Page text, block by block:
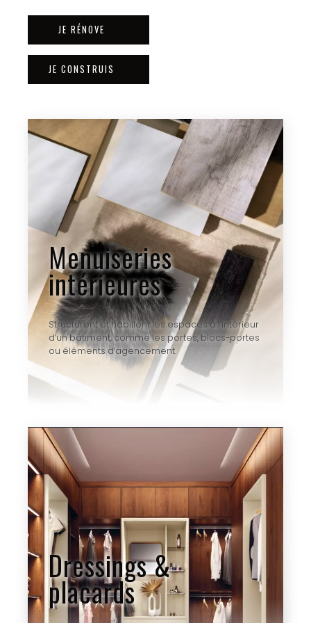
JE RÉNOVE
JE CONSTRUIS
Menuiseries
intérieures
Structurent et habillent les espaces à l’intérieur
d’un bâtiment, comme les portes, blocs-portes
ou éléments d’agencement.
Dressings &
placards